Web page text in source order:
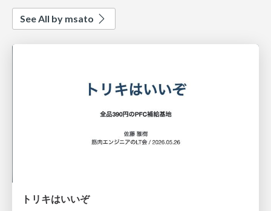
See All by msato
トリキはいいぞ